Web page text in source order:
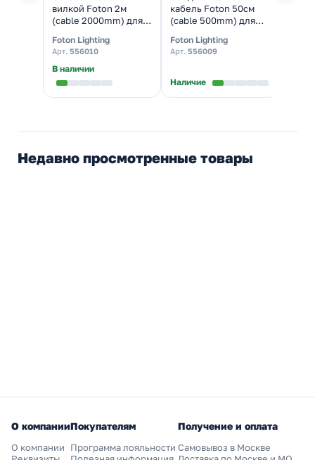
вилкой Foton 2м
(cable 2000mm) для
T4/T5 и FL-LED T4
Foton Lighting
Арт. 556010
В наличии
кабель Foton 50см
(cable 500mm) для
T4/T5 и FL-LED T4
Foton Lighting
Арт. 556009
Наличие
Недавно просмотренные товары
О компании
О компании
Покупателям
Программа лояльности
Получение и оплата
Самовывоз в Москве